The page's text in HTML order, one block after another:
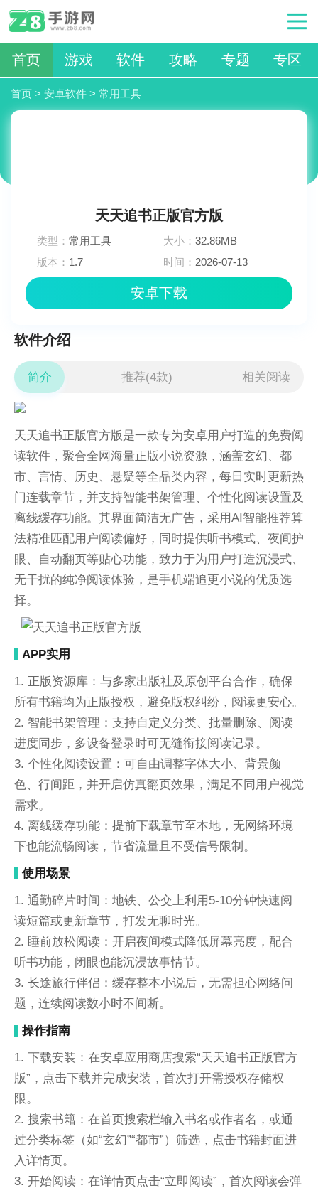
首页 游戏 软件 攻略 专题 专区
首页 > 安卓软件 > 常用工具
天天追书正版官方版
类型：常用工具 大小：32.86MB
版本： 1.7 时间： 2026-07-13
安卓下载
软件介绍
简介 推荐(4款) 相关阅读
天天追书正版官方版是一款专为安卓用户打造的免费阅
读软件，聚合全网海量正版小说资源，涵盖玄幻、都
市、言情、历史、悬疑等全品类内容，每日实时更新热
门连载章节，并支持智能书架管理、个性化阅读设置及
离线缓存功能。其界面简洁无广告，采用AI智能推荐算
法精准匹配用户阅读偏好，同时提供听书模式、夜间护
眼、自动翻页等贴心功能，致力于为用户打造沉浸式、
无干扰的纯净阅读体验，是手机端追更小说的优质选
择。
APP实用
1. 正版资源库：与多家出版社及原创平台合作，确保
所有书籍均为正版授权，避免版权纠纷，阅读更安心。
2. 智能书架管理：支持自定义分类、批量删除、阅读
进度同步，多设备登录时可无缝衔接阅读记录。
3. 个性化阅读设置：可自由调整字体大小、背景颜
色、行间距，并开启仿真翻页效果，满足不同用户视觉
需求。
4. 离线缓存功能：提前下载章节至本地，无网络环境
下也能流畅阅读，节省流量且不受信号限制。
使用场景
1. 通勤碎片时间：地铁、公交上利用5-10分钟快速阅
读短篇或更新章节，打发无聊时光。
2. 睡前放松阅读：开启夜间模式降低屏幕亮度，配合
听书功能，闭眼也能沉浸故事情节。
3. 长途旅行伴侣：缓存整本小说后，无需担心网络问
题，连续阅读数小时不间断。
操作指南
1. 下载安装：在安卓应用商店搜索“天天追书正版官方
版”，点击下载并完成安装，首次打开需授权存储权
限。
2. 搜索书籍：在首页搜索栏输入书名或作者名，或通
过分类标签（如“玄幻”“都市”）筛选，点击书籍封面进
入详情页。
3. 开始阅读：在详情页点击“立即阅读”，首次阅读会弹